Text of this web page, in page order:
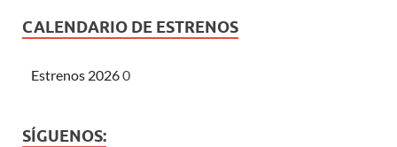
CALENDARIO DE ESTRENOS
Estrenos 20260
SÍGUENOS: